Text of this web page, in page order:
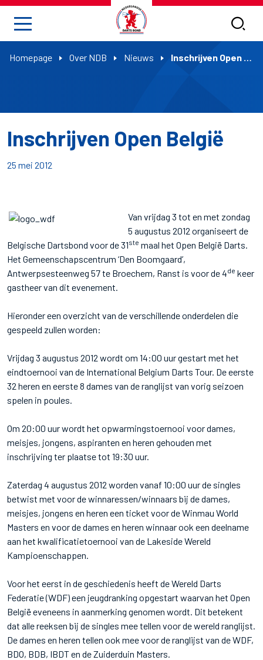
Homepage Over NDB Nieuws Inschrijven Open België
Inschrijven Open België
25 mei 2012
Van vrijdag 3 tot en met zondag
5 augustus 2012 organiseert de
Belgische Dartsbond voor de 31ste maal het Open België Darts.
Het Gemeenschapscentrum ‘Den Boomgaard’,
Antwerpsesteenweg 57 te Broechem, Ranst is voor de 4de keer
gastheer van dit evenement.
Hieronder een overzicht van de verschillende onderdelen die
gespeeld zullen worden:
Vrijdag 3 augustus 2012 wordt om 14:00 uur gestart met het
eindtoernooi van de International Belgium Darts Tour. De eerste
32 heren en eerste 8 dames van de ranglijst van vorig seizoen
spelen in poules.
Om 20:00 uur wordt het opwarmingstoernooi voor dames,
meisjes, jongens, aspiranten en heren gehouden met
inschrijving ter plaatse tot 19:30 uur.
Zaterdag 4 augustus 2012 worden vanaf 10:00 uur de singles
betwist met voor de winnaressen/winnaars bij de dames,
meisjes, jongens en heren een ticket voor de Winmau World
Masters en voor de dames en heren winnaar ook een deelname
aan het kwalificatietoernooi van de Lakeside Wereld
Kampioenschappen.
Voor het eerst in de geschiedenis heeft de Wereld Darts
Federatie (WDF) een jeugdranking opgestart waarvan het Open
België eveneens in aanmerking genomen wordt. Dit betekent
dat alle reeksen bij de singles mee tellen voor de wereld ranglijst.
De dames en heren tellen ook mee voor de ranglijst van de WDF,
BDO, BDB, IBDT en de Zuiderduin Masters.